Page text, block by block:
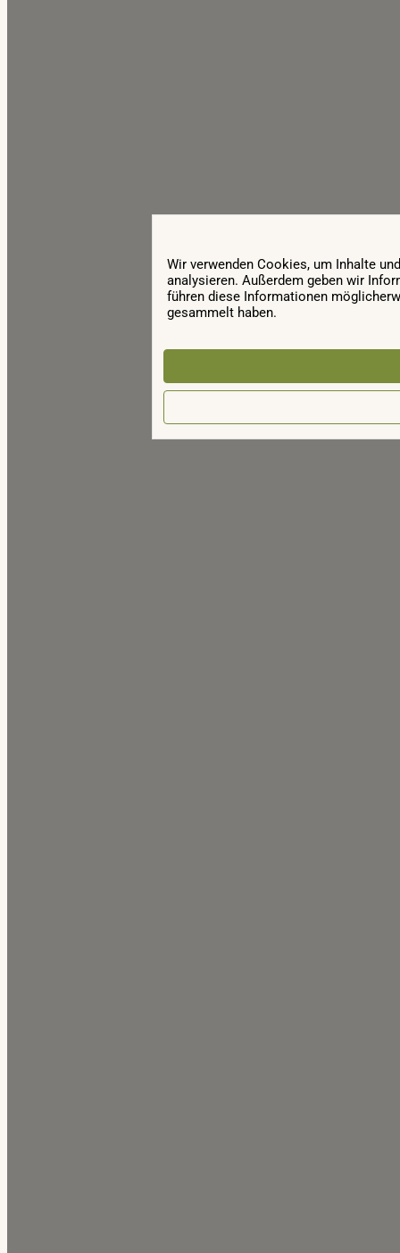
Wir verwenden Cookies, um Inhalte
analysieren. Außerdem geben wir
führen diese Informationen
gesammelt haben.